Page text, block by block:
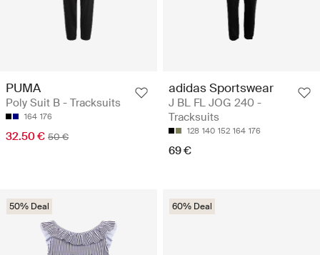
PUMA
Poly Suit B - Tracksuits
164 176
32.50 € 50 €
adidas Sportswear
J BL FL JOG 240 -
Tracksuits
128 140 152 164 176
69 €
50% Deal 60% Deal